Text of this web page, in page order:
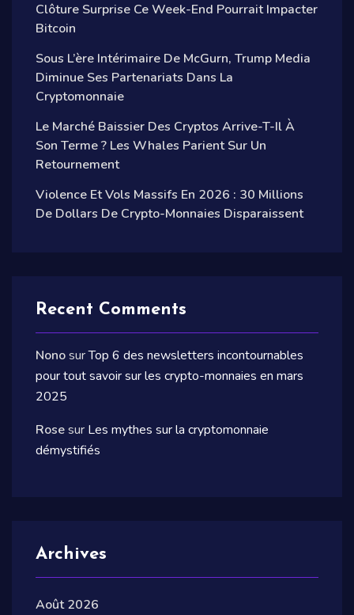
Clôture Surprise Ce Week-End Pourrait Impacter
Bitcoin
Sous L’ère Intérimaire De McGurn, Trump Media
Diminue Ses Partenariats Dans La
Cryptomonnaie
Le Marché Baissier Des Cryptos Arrive-T-Il À
Son Terme ? Les Whales Parient Sur Un
Retournement
Violence Et Vols Massifs En 2026 : 30 Millions
De Dollars De Crypto-Monnaies Disparaissent
Recent Comments
NonosurTop 6 des newsletters incontournables
pour tout savoir sur les crypto-monnaies en mars
2025
Rosesur Les mythes sur la cryptomonnaie
démystifiés
Archives
Août 2026